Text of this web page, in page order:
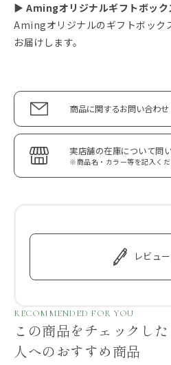
▶ Amingオリジナルギフトボック
Amingオリジナルのギフトボック
お届けします。
商品に関するお問い合わせ
実店舗の在庫について問
※商品名・カラー等を記入く
レビュ
RECOMMENDED FOR YOU
この商品をチェックした
人へのおすすめ商品